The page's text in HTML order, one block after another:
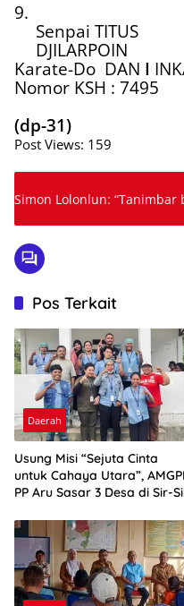
9.
Senpai TITUS
DJILARPOIN
Karate-Do DAN I
Nomor KSH : 7495
(dp-31)
Post Views: 159
Simon Lolonlun: “Tanimbar
Pos Terkait
Daerah
Usung Misi “Sejuta Cinta
untuk Cahaya Utara”,
PP Aru Sasar 3 Desa di Sir-